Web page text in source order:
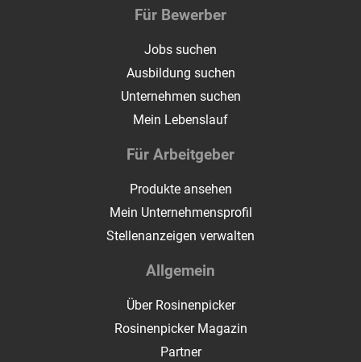
Für Bewerber
Jobs suchen
Ausbildung suchen
Unternehmen suchen
Mein Lebenslauf
Für Arbeitgeber
Produkte ansehen
Mein Unternehmensprofil
Stellenanzeigen verwalten
Allgemein
Über Rosinenpicker
Rosinenpicker Magazin
Partner